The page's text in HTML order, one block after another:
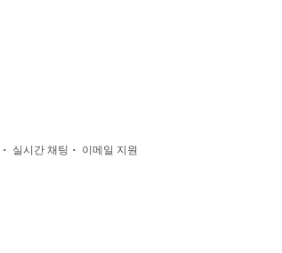
· 실시간 채팅 · 이메일 지원